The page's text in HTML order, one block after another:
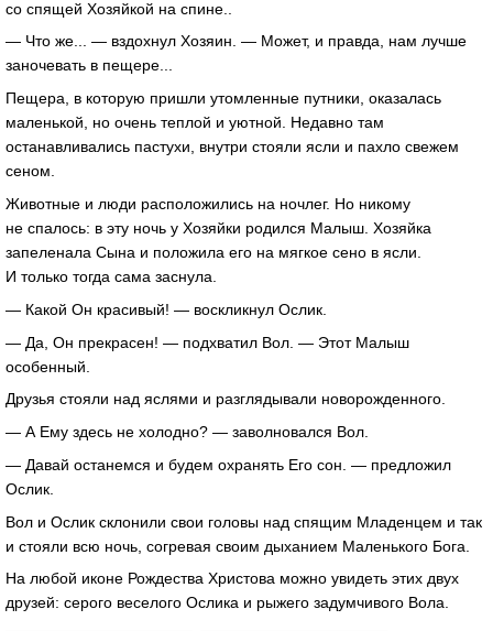
со спящей Хозяйкой на спине..
— Что же... — вздохнул Хозяин. — Может, и правда, нам лучше
заночевать в пещере...
Пещера, в которую пришли утомленные путники, оказалась
маленькой, но очень теплой и уютной. Недавно там
останавливались пастухи, внутри стояли ясли и пахло свежем
сеном.
Животные и люди расположились на ночлег. Но никому
не спалось: в эту ночь у Хозяйки родился Малыш. Хозяйка
запеленала Сына и положила его на мягкое сено в ясли.
И только тогда сама заснула.
— Какой Он красивый! — воскликнул Ослик.
— Да, Он прекрасен! — подхватил Вол. — Этот Малыш
особенный.
Друзья стояли над яслями и разглядывали новорожденного.
— А Ему здесь не холодно? — заволновался Вол.
— Давай останемся и будем охранять Его сон. — предложил
Ослик.
Вол и Ослик склонили свои головы над спящим Младенцем и так
и стояли всю ночь, согревая своим дыханием Маленького Бога.
На любой иконе Рождества Христова можно увидеть этих двух
друзей: серого веселого Ослика и рыжего задумчивого Вола.